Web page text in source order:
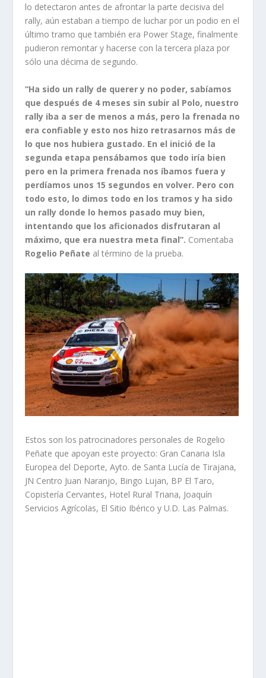
lo detectaron antes de afrontar la parte decisiva del
rally, aún estaban a tiempo de luchar por un podio en el
último tramo que también era Power Stage, finalmente
pudieron remontar y hacerse con la tercera plaza por
sólo una décima de segundo.
“Ha sido un rally de querer y no poder, sabíamos
que después de 4 meses sin subir al Polo, nuestro
rally iba a ser de menos a más, pero la frenada no
era confiable y esto nos hizo retrasarnos más de
lo que nos hubiera gustado. En el inició de la
segunda etapa pensábamos que todo iría bien
pero en la primera frenada nos íbamos fuera y
perdíamos unos 15 segundos en volver. Pero con
todo esto, lo dimos todo en los tramos y ha sido
un rally donde lo hemos pasado muy bien,
intentando que los aficionados disfrutaran al
máximo, que era nuestra meta final”. Comentaba
Rogelio Peñate al término de la prueba.
Estos son los patrocinadores personales de Rogelio
Peñate que apoyan este proyecto: Gran Canaria Isla
Europea del Deporte, Ayto. de Santa Lucía de Tirajana,
JN Centro Juan Naranjo, Bingo Lujan, BP El Taro,
Copistería Cervantes, Hotel Rural Triana, Joaquín
Servicios Agrícolas, El Sitio Ibérico y U.D. Las Palmas.